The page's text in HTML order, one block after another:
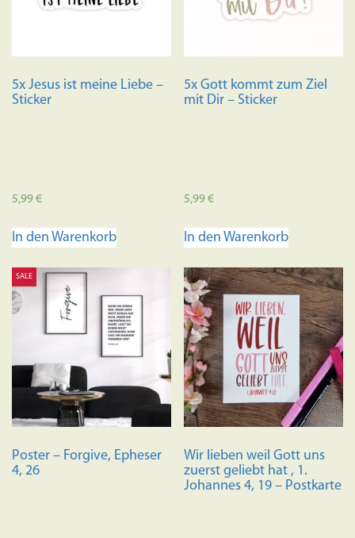
können
gewählt
5x Jesus ist meine Liebe –
Sticker
5,99€
In den Warenkorb
5x Gott kommt zum Ziel
mit Dir – Sticker
5,99€
In den Warenkorb
SALE
Poster – Forgive, Epheser
4, 26
Wir lieben weil Gott uns
zuerst geliebt hat , 1.
Johannes 4, 19 – Postkarte